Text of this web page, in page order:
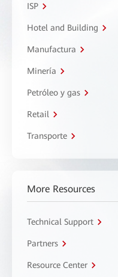
ISP
Hotel and Building
Manufactura
Minería
Petróleo y gas
Retail
Transporte
More Resources
Technical Support
Partners
Resource Center